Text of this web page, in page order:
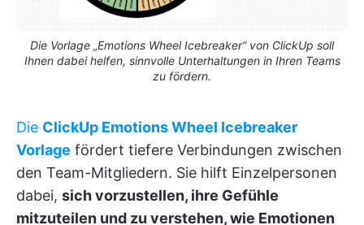
Die Vorlage „Emotions Wheel Icebreaker“ von ClickUp soll
Ihnen dabei helfen, sinnvolle Unterhaltungen in Ihren Teams
zu fördern.
Die ClickUp Emotions Wheel Icebreaker
Vorlage fördert tiefere Verbindungen zwischen
den Team-Mitgliedern. Sie hilft Einzelpersonen
dabei, sich vorzustellen, ihre Gefühle
mitzuteilen und zu verstehen, wie Emotionen